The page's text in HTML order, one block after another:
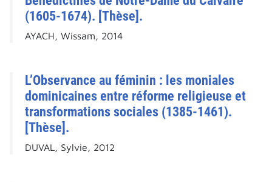
(1605-1674). [Thèse].
AYACH, Wissam, 2014
L’Observance au féminin : les moniales
dominicaines entre réforme religieuse et
transformations sociales (1385-1461).
[Thèse].
DUVAL, Sylvie, 2012